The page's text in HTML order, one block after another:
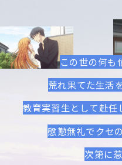
この世の何も
荒れ果てた生活
教育実習生として赴任
慇懃無礼でクセ
次第に